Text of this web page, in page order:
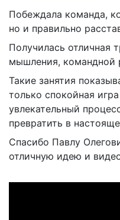
Побеждала команда,
но и правильно
Получилась отличная
мышления, командной
Такие занятия
только спокойная
увлекательный
превратить в
Спасибо Павлу
отличную идею и